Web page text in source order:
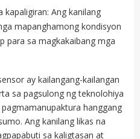
kapaligiran: Ang kanilang
mapanghamong kondisyon
para sa magkakaibang mga
ay kailangang-kailangan
sa pagsulong ng teknolohiya
hanggang
Ang kanilang likas na
sa kaligtasan at